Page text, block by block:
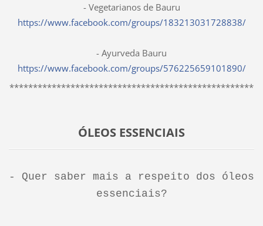
- Vegetarianos de Bauru
https://www.facebook.com/groups/183213031728838/
- Ayurveda Bauru
https://www.facebook.com/groups/576225659101890/
****************************************************
ÓLEOS ESSENCIAIS
- Quer saber mais a respeito dos óleos
essenciais?